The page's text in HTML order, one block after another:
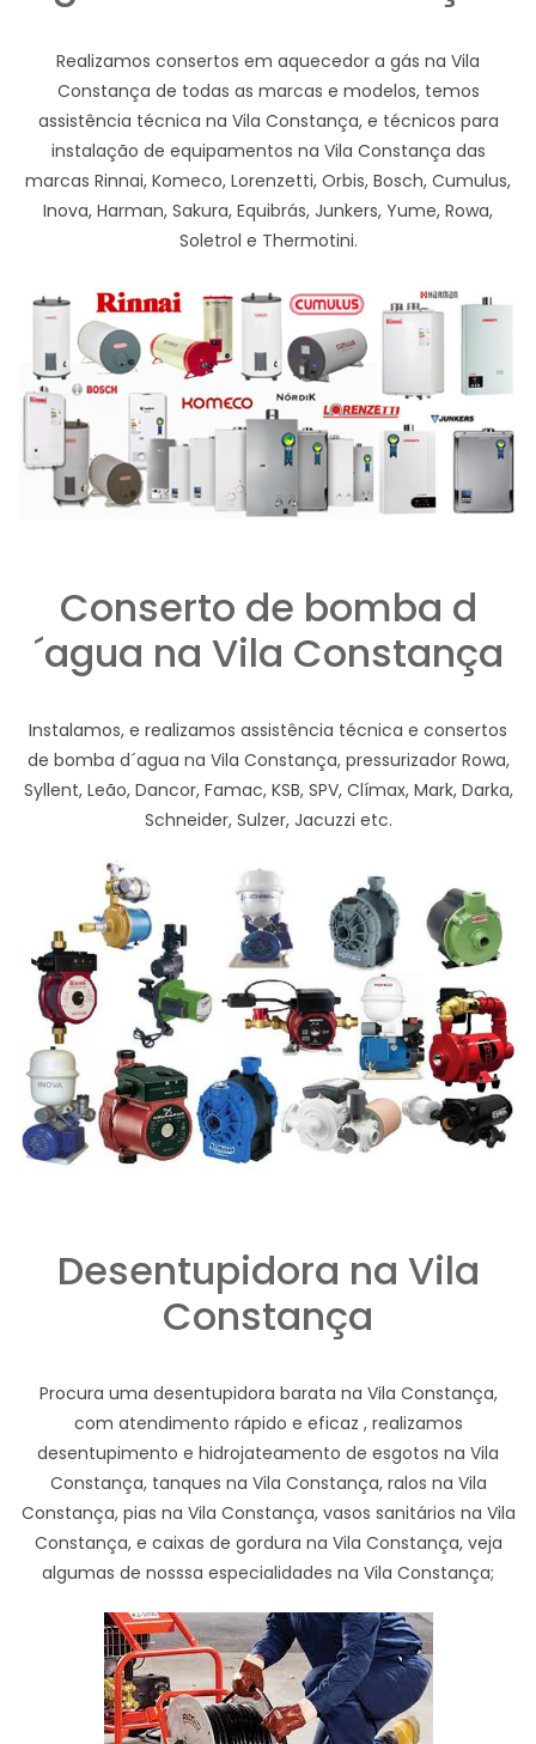
Realizamos consertos em aquecedor a gás na Vila
Constança de todas as marcas e modelos, temos
assistência técnica na Vila Constança, e técnicos para
instalação de equipamentos na Vila Constança das
marcas Rinnai, Komeco, Lorenzetti, Orbis, Bosch, Cumulus,
Inova, Harman, Sakura, Equibrás, Junkers, Yume, Rowa,
Soletrol e Thermotini.
Conserto de bomba d
´agua na Vila Constança
Instalamos, e realizamos assistência técnica e consertos
de bomba d´agua na Vila Constança, pressurizador Rowa,
Syllent, Leão, Dancor, Famac, KSB, SPV, Clímax, Mark, Darka,
Schneider, Sulzer, Jacuzzi etc.
Desentupidora na Vila
Constança
Procura uma desentupidora barata na Vila Constança,
com atendimento rápido e eficaz , realizamos
desentupimento e hidrojateamento de esgotos na Vila
Constança, tanques na Vila Constança, ralos na Vila
Constança, pias na Vila Constança, vasos sanitários na Vila
Constança, e caixas de gordura na Vila Constança, veja
algumas de nosssa especialidades na Vila Constança;